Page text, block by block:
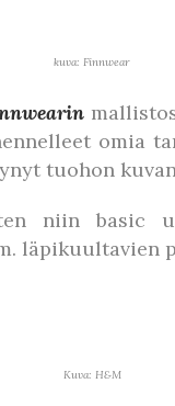
kuva: Finnwear
omia
tuohon
niin basic
läpikuultavien
Kuva: H&M